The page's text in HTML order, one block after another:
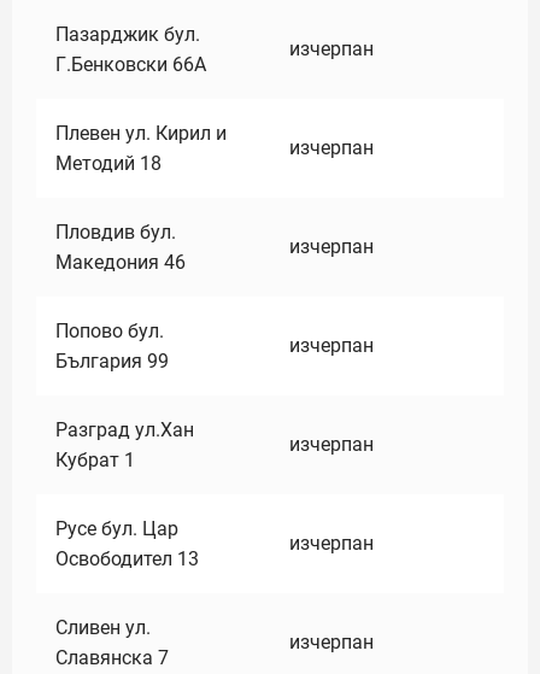
Пазарджик бул.
Г.Бенковски 66А
изчерпан
Плевен ул. Кирил и
Методий 18
изчерпан
Пловдив бул.
Македония 46
изчерпан
Попово бул.
България 99
изчерпан
Разград ул.Хан
Кубрат 1
изчерпан
Русе бул. Цар
Освободител 13
изчерпан
Сливен ул.
Славянска 7
изчерпан